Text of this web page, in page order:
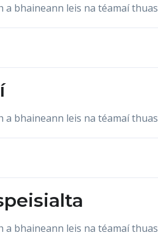
a bhaineann leis na téamaí thuas
a bhaineann leis na téamaí thuas
a bhaineann leis na téamaí thuas